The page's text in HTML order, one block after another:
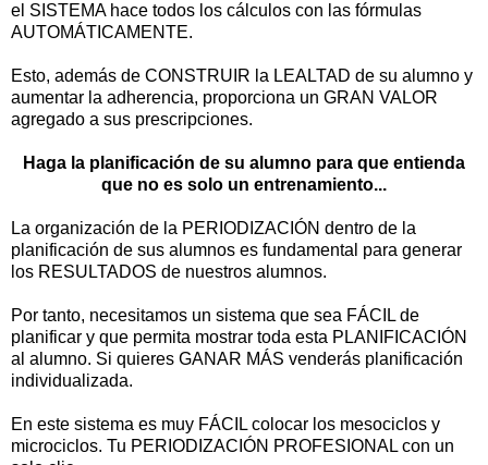
el SISTEMA hace todos los cálculos con las fórmulas
AUTOMÁTICAMENTE.
Esto, además de CONSTRUIR la LEALTAD de su alumno y
aumentar la adherencia, proporciona un GRAN VALOR
agregado a sus prescripciones.
Haga la planificación de su alumno para que entienda
que no es solo un entrenamiento...​
La organización de la PERIODIZACIÓN dentro de la
planificación de sus alumnos es fundamental para generar
los RESULTADOS de nuestros alumnos.
Por tanto, necesitamos un sistema que sea FÁCIL de
planificar y que permita mostrar toda esta PLANIFICACIÓN
al alumno. Si quieres GANAR MÁS venderás planificación
individualizada.
En este sistema es muy FÁCIL colocar los mesociclos y
microciclos. Tu PERIODIZACIÓN PROFESIONAL con un